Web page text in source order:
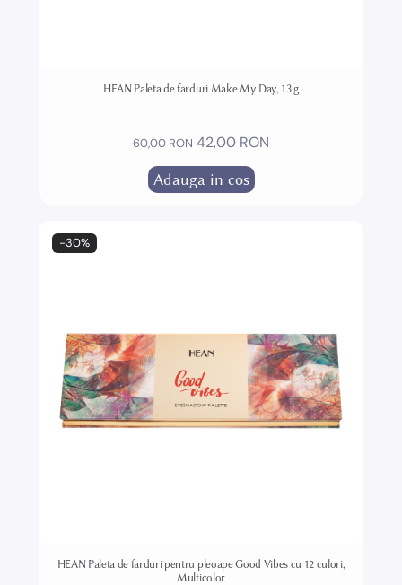
HEAN Paleta de farduri Make My Day, 13 g
60,00 RON 42,00 RON
Adauga in cos
-30%
HEAN Paleta de farduri pentru pleoape Good Vibes cu 12 culori,
Multicolor